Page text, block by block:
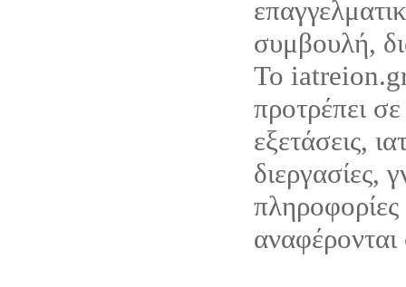
συμβουλή,
Το
προτρέπει
εξετάσεις,
διεργασίες,